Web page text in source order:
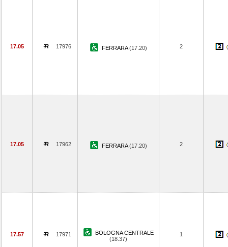
17.05 17976 FERRARA(17.20) 2
17.05 17962 FERRARA(17.20) 2
17.57 17971
BOLOGNA CENTRALE
(18.37)
1